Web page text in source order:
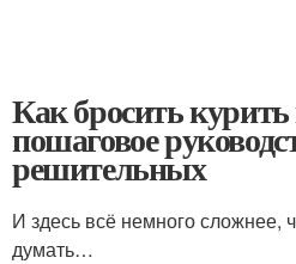
Как бросить курить
пошаговое
решительных
И здесь всё немного сложнее,
думать…